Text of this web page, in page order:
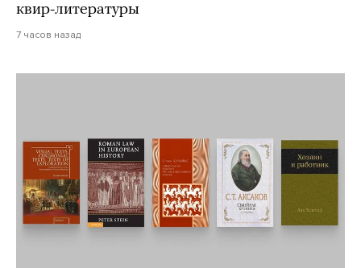
квир-литературы
7 часов назад